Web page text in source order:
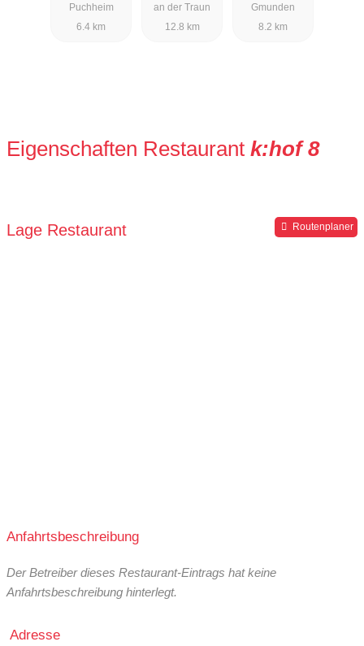
Puchheim
6.4 km
an der Traun
12.8 km
Gmunden
8.2 km
Eigenschaften Restaurant k:hof 8
Lage Restaurant Routenplaner
Anfahrtsbeschreibung
Der Betreiber dieses Restaurant-Eintrags hat keine
Anfahrtsbeschreibung hinterlegt.
Adresse